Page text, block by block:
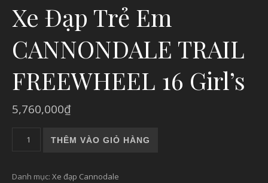
Xe Đạp Trẻ Em
CANNONDALE TRAIL
FREEWHEEL 16 Girl’s
5,760,000₫
Xe Đạp Trẻ Em CANNONDALE TRAIL FREEWHEEL 16 Girl's
THÊM VÀO GIỎ HÀNG
Danh mục: Xe đạp Cannodale